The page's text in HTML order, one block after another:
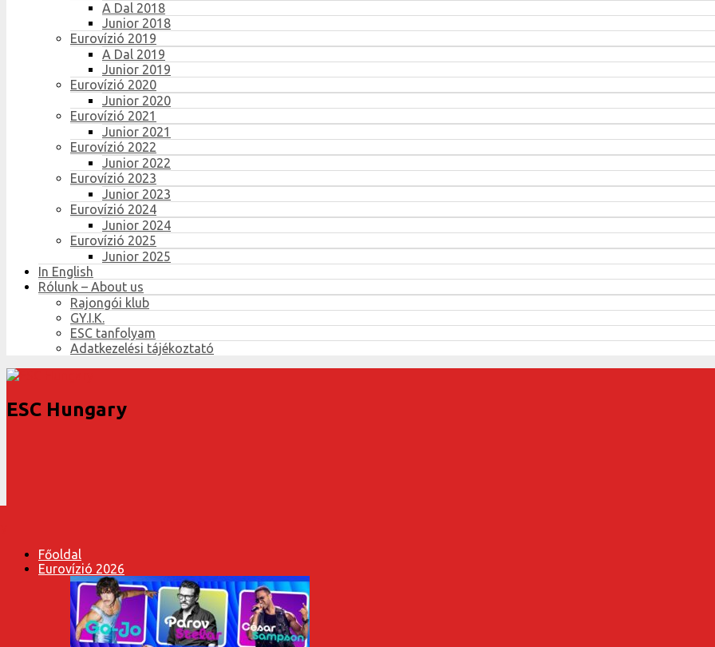
A Dal 2018
Junior 2018
Eurovízió 2019
A Dal 2019
Junior 2019
Eurovízió 2020
Junior 2020
Eurovízió 2021
Junior 2021
Eurovízió 2022
Junior 2022
Eurovízió 2023
Junior 2023
Eurovízió 2024
Junior 2024
Eurovízió 2025
Junior 2025
In English
Rólunk – About us
Rajongói klub
GY.I.K.
ESC tanfolyam
Adatkezelési tájékoztató
ESC Hungary
Főoldal
Eurovízió 2026